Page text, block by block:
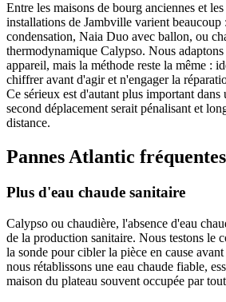
Entre les maisons de bourg anciennes et
installations de Jambville varient beaucoup
condensation, Naia Duo avec ballon, ou
thermodynamique Calypso. Nous
appareil, mais la méthode reste la même :
chiffrer avant d'agir et n'engager la
Ce sérieux est d'autant plus important dans
second déplacement serait pénalisant et
distance.
Pannes Atlantic
Plus d'eau chaude sanitaire
Calypso ou chaudière, l'absence d'eau
de la production sanitaire. Nous testons le
la sonde pour cibler la pièce en cause
nous rétablissons une eau chaude fiable,
maison du plateau souvent occupée par